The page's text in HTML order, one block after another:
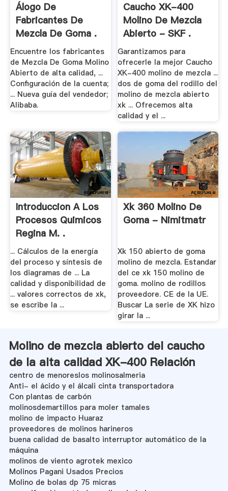
Álogo De
Fabricantes De
Mezcla De Goma .
Encuentre los fabricantes
de Mezcla De Goma Molino
Abierto de alta calidad, ...
Configuración de la cuenta;
... Nueva guía del vendedor;
Alibaba.
Caucho XK-400
Molino De Mezcla
Abierto - SKF .
Garantizamos para
ofrecerle la mejor Caucho
XK-400 molino de mezcla ...
dos de goma del rodillo del
molino de mezcla abierto
xk ... Ofrecemos alta
calidad y el ...
Introduccion A Los
Procesos Quimicos
Regina M. .
... Cálculos de la energía
del proceso y síntesis de
los diagramas de ... La
calidad y disponibilidad de
... valores correctos de xk,
se escribe la ...
Xk 360 Molino De
Goma - Nimitmatr
Xk 150 abierto de goma
molino de mezcla. Estandar
del ce xk 150 molino de
goma. molino de rodillos
proveedore. CE de la UE.
Buscar La serie de XK hizo
girar la ...
Molino de mezcla abierto del caucho
de la alta calidad XK-400 Relación
centro de menoreslos molinosalmeria
Anti- el ácido y el álcali cinta transportadora
Con plantas de carbón
molinosdemartillos para moler tamales
molino de impacto Huaraz
proveedores de molinos harineros
buena calidad de basalto interruptor automático de la
máquina
molinos de viento agrotek mexico
Molinos Pagani Usados Precios
Molino de bolas dp 75 micras